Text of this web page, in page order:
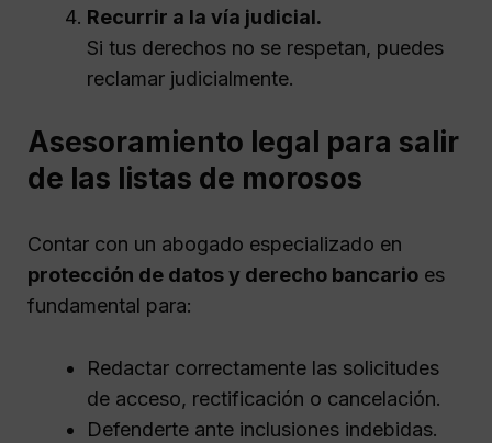
Recurrir a la vía judicial.
Si tus derechos no se respetan, puedes
reclamar judicialmente.
Asesoramiento legal para salir
de las listas de morosos
Contar con un abogado especializado en
protección de datos y derecho bancario es
fundamental para:
Redactar correctamente las solicitudes
de acceso, rectificación o cancelación.
Defenderte ante inclusiones indebidas.